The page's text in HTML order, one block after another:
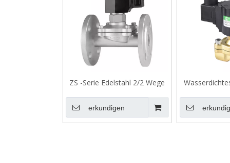
ZS -Serie Edelstahl 2/2 Wege
erkundigen